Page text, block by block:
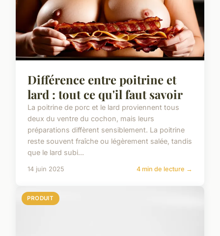
Différence entre poitrine et
lard : tout ce qu'il faut savoir
La poitrine de porc et le lard proviennent tous
deux du ventre du cochon, mais leurs
préparations diffèrent sensiblement. La poitrine
reste souvent fraîche ou légèrement salée, tandis
que le lard subi...
14 juin 2025 4 min de lecture →
PRODUIT